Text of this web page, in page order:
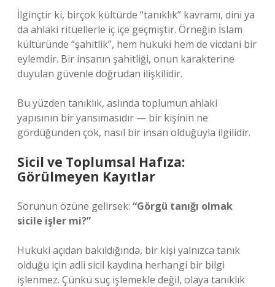
İlginçtir ki, birçok kültürde “tanıklık” kavramı, dini ya
da ahlaki ritüellerle iç içe geçmiştir. Örneğin İslam
kültüründe “şahitlik”, hem hukuki hem de vicdani bir
eylemdir. Bir insanın şahitliği, onun karakterine
duyulan güvenle doğrudan ilişkilidir.
Bu yüzden tanıklık, aslında toplumun ahlaki
yapısının bir yansımasıdır — bir kişinin ne
gördüğünden çok, nasıl bir insan olduğuyla ilgilidir.
Sicil ve Toplumsal Hafıza:
Görülmeyen Kayıtlar
Sorunun özüne gelirsek: “Görgü tanığı olmak
sicile işler mi?”
Hukuki açıdan bakıldığında, bir kişi yalnızca tanık
olduğu için adli sicil kaydına herhangi bir bilgi
işlenmez. Çünkü suç işlemekle değil, olaya tanıklık